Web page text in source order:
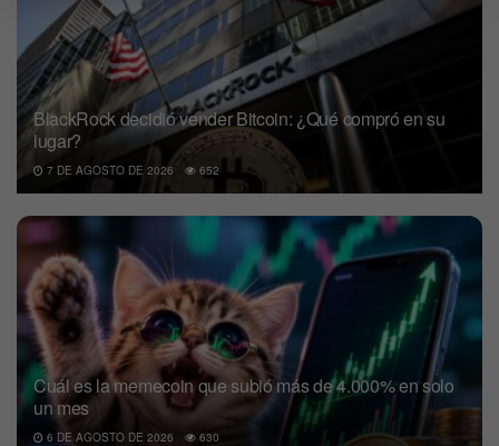
BlackRock decidió vender Bitcoin: ¿Qué compró en su
lugar?
7 DE AGOSTO DE 2026 652
Cuál es la memecoin que subió más de 4.000% en solo
un mes
6 DE AGOSTO DE 2026 630